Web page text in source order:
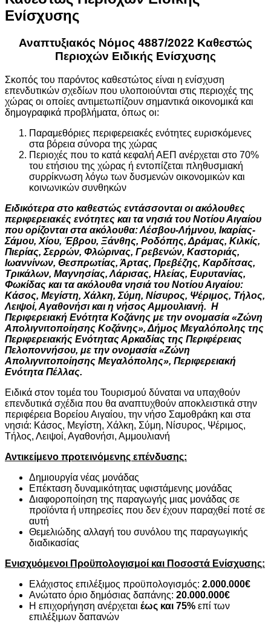
Ενίσχυσης
Αναπτυξιακός Νόμος 4887/2022 Καθεστώς
Περιοχών Ειδικής Ενίσχυσης
Σκοπός του παρόντος καθεστώτος είναι η ενίσχυση
επενδυτικών σχεδίων που υλοποιούνται στις περιοχές της
χώρας οι οποίες αντιμετωπίζουν σημαντικά οικονομικά και
δημογραφικά προβλήματα, όπως οι:
Παραμεθόριες περιφερειακές ενότητες ευρισκόμενες
στα βόρεια σύνορα της χώρας
Περιοχές που το κατά κεφαλή ΑΕΠ ανέρχεται στο 70%
του ετήσιου της χώρας ή εντοπίζεται πληθυσμιακή
συρρίκνωση λόγω των δυσμενών οικονομικών και
κοινωνικών συνθηκών
Ειδικότερα στο καθεστώς εντάσσονται οι ακόλουθες
περιφερειακές ενότητες και τα νησιά του Νοτίου Αιγαίου
που ορίζονται στα ακόλουθα: Λέσβου-Λήμνου, Ικαρίας-
Σάμου, Χίου, Έβρου, Ξάνθης, Ροδόπης, Δράμας, Κιλκίς,
Πιερίας, Σερρών, Φλώρινας, Γρεβενών, Καστοριάς,
Ιωαννίνων, Θεσπρωτίας, Άρτας, Πρεβέζης, Καρδίτσας,
Τρικάλων, Μαγνησίας, Λάρισας, Ηλείας, Ευρυτανίας,
Φωκίδας και τα ακόλουθα νησιά του Νοτίου Αιγαίου:
Κάσος, Μεγίστη, Χάλκη, Σύμη, Νίσυρος, Ψέριμος, Τήλος,
Λειψοί, Αγαθονήσι και η νήσος Αμμουλιανή. Η
Περιφερειακή Ενότητα Κοζάνης με την ονομασία «Ζώνη
Απολιγνιτοποίησης Κοζάνης», Δήμος Μεγαλόπολης της
Περιφερειακής Ενότητας Αρκαδίας της Περιφέρειας
Πελοποννήσου, με την ονομασία «Ζώνη
Απολιγνιτοποίησης Μεγαλόπολης», Περιφερειακή
Ενότητα Πέλλας.
Ειδικά στον τομέα του Τουρισμού δύναται να υπαχθούν
επενδυτικά σχέδια που θα αναπτυχθούν αποκλειστικά στην
περιφέρεια Βορείου Αιγαίου, την νήσο Σαμοθράκη και στα
νησιά: Κάσος, Μεγίστη, Χάλκη, Σύμη, Νίσυρος, Ψέριμος,
Τήλος, Λειψοί, Αγαθονήσι, Αμμουλιανή
Αντικείμενο προτεινόμενης επένδυσης:
Δημιουργία νέας μονάδας
Επέκταση δυναμικότητας υφιστάμενης μονάδας
Διαφοροποίηση της παραγωγής μιας μονάδας σε
προϊόντα ή υπηρεσίες που δεν έχουν παραχθεί ποτέ σε
αυτή
Θεμελιώδης αλλαγή του συνόλου της παραγωγικής
διαδικασίας
Ενισχυόμενοι Προϋπολογισμοί και Ποσοστά Ενίσχυσης:
Ελάχιστος επιλέξιμος προϋπολογισμός: 2.000.000€
Ανώτατο όριο δημόσιας δαπάνης: 20.000.000€
H επιχορήγηση ανέρχεται έως και 75% επί των
επιλέξιμων δαπανών